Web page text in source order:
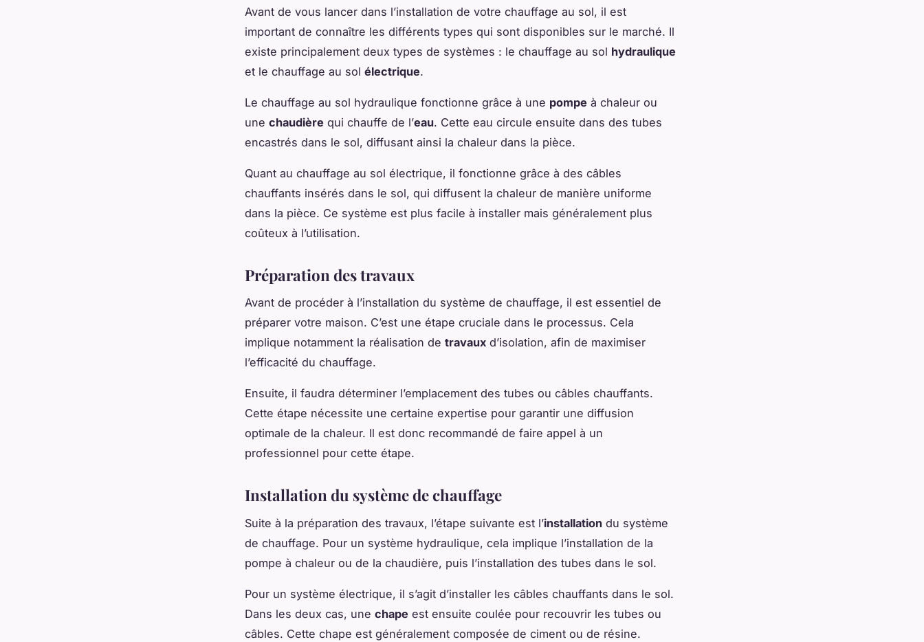
Avant de vous lancer dans l’installation de votre chauffage au sol, il est
important de connaître les différents types qui sont disponibles sur le marché. Il
existe principalement deux types de systèmes : le chauffage au sol hydraulique
et le chauffage au sol électrique.
Le chauffage au sol hydraulique fonctionne grâce à une pompe à chaleur ou
une chaudière qui chauffe de l’eau. Cette eau circule ensuite dans des tubes
encastrés dans le sol, diffusant ainsi la chaleur dans la pièce.
Quant au chauffage au sol électrique, il fonctionne grâce à des câbles
chauffants insérés dans le sol, qui diffusent la chaleur de manière uniforme
dans la pièce. Ce système est plus facile à installer mais généralement plus
coûteux à l’utilisation.
Préparation des travaux
Avant de procéder à l’installation du système de chauffage, il est essentiel de
préparer votre maison. C’est une étape cruciale dans le processus. Cela
implique notamment la réalisation de travaux d’isolation, afin de maximiser
l’efficacité du chauffage.
Ensuite, il faudra déterminer l’emplacement des tubes ou câbles chauffants.
Cette étape nécessite une certaine expertise pour garantir une diffusion
optimale de la chaleur. Il est donc recommandé de faire appel à un
professionnel pour cette étape.
Installation du système de chauffage
Suite à la préparation des travaux, l’étape suivante est l’installation du système
de chauffage. Pour un système hydraulique, cela implique l’installation de la
pompe à chaleur ou de la chaudière, puis l’installation des tubes dans le sol.
Pour un système électrique, il s’agit d’installer les câbles chauffants dans le sol.
Dans les deux cas, une chape est ensuite coulée pour recouvrir les tubes ou
câbles. Cette chape est généralement composée de ciment ou de résine.